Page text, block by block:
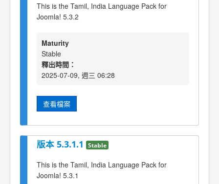
This is the Tamil, India Language Pack for
Joomla! 5.3.2
Maturity
Stable
釋出時間：
2025-07-09, 週三 06:28
查看檔案
版本 5.3.1.1 Stable
This is the Tamil, India Language Pack for
Joomla! 5.3.1